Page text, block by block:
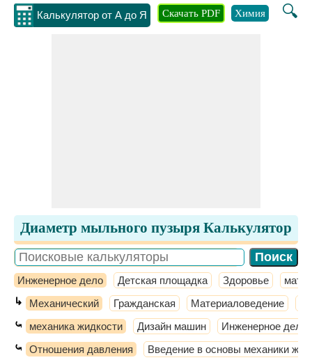
Калькулятор от А до Я 🔍
Скачать PDF Химия
Диаметр мыльного пузыря Калькулятор
Инженерное дело Детская площадка Здоровье
↳ Механический Гражданская Материаловедение
⤿ механика жидкости Дизайн машин Инженерное дело
⤿ Отношения давления Введение в основы механики